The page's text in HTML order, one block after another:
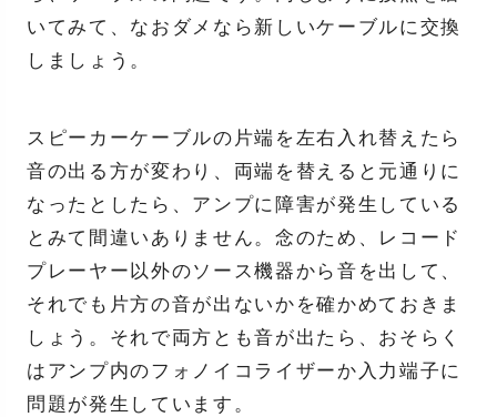
いてみて、なおダメなら新しいケーブルに交換
しましょう。
スピーカーケーブルの片端を左右入れ替えたら
音の出る方が変わり、両端を替えると元通りに
なったとしたら、アンプに障害が発生している
とみて間違いありません。念のため、レコード
プレーヤー以外のソース機器から音を出して、
それでも片方の音が出ないかを確かめておきま
しょう。それで両方とも音が出たら、おそらく
はアンプ内のフォノイコライザーか入力端子に
問題が発生しています。